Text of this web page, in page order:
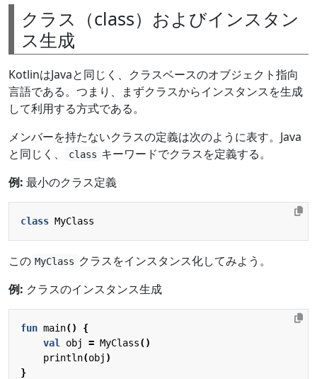
クラス（class）およびインスタン
ス生成
KotlinはJavaと同じく、クラスベースのオブジェクト指向
言語である。つまり、まずクラスからインスタンスを生成
して利用する方式である。
メンバーを持たないクラスの定義は次のように表す。Java
と同じく、
class キーワードでクラスを定義する。
例: 最小のクラス定義
class MyClass
この MyClass クラスをインスタンス化してみよう。
例: クラスのインスタンス生成
fun main()
{
val
obj = MyClass()
println(obj )
}